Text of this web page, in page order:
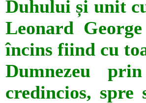
Duhului și unit
Leonard
încins fiind cu
Dumnezeu
credincios,